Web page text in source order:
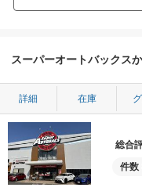
スーパーオートバックス
詳細 在庫
総合
件数